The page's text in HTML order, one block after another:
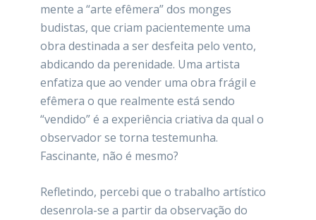
mente a “arte efêmera” dos monges
budistas, que criam pacientemente uma
obra destinada a ser desfeita pelo vento,
abdicando da perenidade. Uma artista
enfatiza que ao vender uma obra frágil e
efêmera o que realmente está sendo
“vendido” é a experiência criativa da qual o
observador se torna testemunha.
Fascinante, não é mesmo?
Refletindo, percebi que o trabalho artístico
desenrola-se a partir da observação do